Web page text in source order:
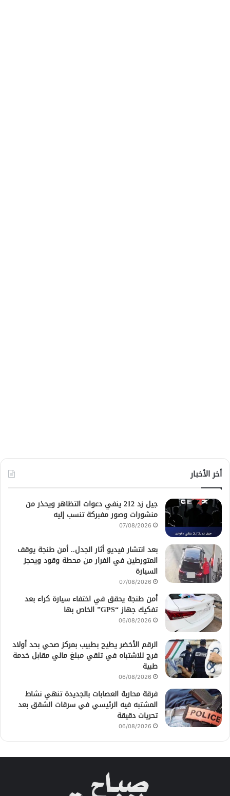
أخر الأخبار
جيل زد 212 ينفي دعوات التظاهر ويحذر من
منشورات وصور مفبركة تنسب إليه
07/08/2026
بعد انتشار فيديو أثار الجدل.. أمن طنجة يوقف
المتورطين في الفرار من محطة وقود ويحجز
السيارة
07/08/2026
أمن طنجة يحقق في اختفاء سيارة كراء بعد
تفكيك جهاز “GPS” الخاص بها
06/08/2026
الرقم الأخضر يطيح بطبيب بمركز صحي بحد أولاد
فرج للاشتباه في تلقي مبلغ مالي مقابل خدمة
طبية
06/08/2026
فرقة محاربة العصابات بالجديدة تنهي نشاط
المشتبه فيه الرئيسي في سرقات الشقق بعد
تحريات دقيقة
06/08/2026